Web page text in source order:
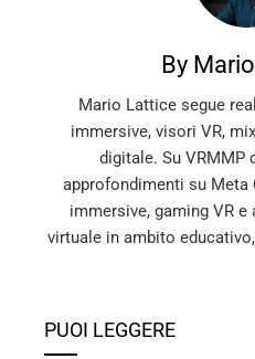
By
Mario Lattice segue
immersive, visori VR,
digitale. Su VRMMP
approfondimenti su Meta
immersive, gaming VR
virtuale in ambito
PUOI LEGGERE